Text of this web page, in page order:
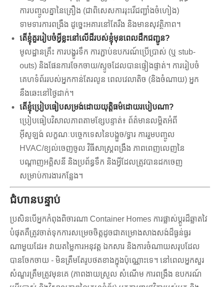
ការបញ្ចូលគ្នានៃគ្រឿង (ជាពិសេសការរុះរើជញ្ជាំងចំហៀង)
ទាមទារការពង្រឹង ដូច្នេះអគារនៅតែរឹង និងមានសុវត្ថិភាព។
តើខ្ញុំគួររៀបចំអ្វីខ្លះនៅលើដីរបស់ខ្ញុំមុនពេលដឹកជញ្ជូន?
មូលដ្ឋានគ្រឹះ ការបង្ហូរទឹក ការភ្ជាប់ឧបករណ៍ប្រើប្រាស់ (ឬ stub-
outs) និងផែនការចែកចាយ/ស្ទូចដែលបានផ្ទៀងផ្ទាត់។ ការរៀបចំ
គេហទំព័ររបស់អ្នកកាន់តែរលូន ពេលវេលាតិច (និងចំណាយ) អ្នក
នឹងឆេះនៅថ្ងៃដាក់។
តើខ្ញុំប្រៀបធៀបសម្រង់ដោយយុត្តិធម៌ដោយរបៀបណា?
ប្រៀបធៀបវិសាលភាពតាមខ្សែបន្ទាត់៖ ព័ត៌មានលម្អិតអំពី
អ៊ីសូឡង់ លក្ខណៈបច្ចេកទេសនៃបង្អួច/ទ្វារ ការរួមបញ្ចូល
HVAC/ខ្យល់ចេញចូល វិធីសាស្រ្តពង្រឹង ភាពពេញលេញនៃ
បណ្តាញអគ្គិសនី និងប្រព័ន្ធទឹក និងអ្វីដែលត្រូវបានដកចេញ
សម្រាប់ការងារកន្លែង។
ជំហានបន្ទាប់
ប្រសិនបើអ្នកកំពុងពិចារណា Container Homes ការផ្លាស់ប្តូរដ៏ឆ្លាតវៃ
បំផុតគឺត្រូវចាត់ទុកការសម្រេចចិត្តដូចជាគម្រោងសាងសង់ដ៏ធ្ងន់ធ្ងរ
ណាមួយដែរ៖ វាយតម្លៃការអនុវត្ត ឯកសារ និងការចំណាយសរុបដែល
បានចែកចាយ - មិនត្រឹមតែរូបថតខាងក្នុងប៉ុណ្ណោះទេ។ នៅពេលអ្នកសួរ
សំណួរត្រឹមត្រូវមុនគេ (ភាពងាយស្រួល សំណើម ការពង្រឹង ឧបករណ៍